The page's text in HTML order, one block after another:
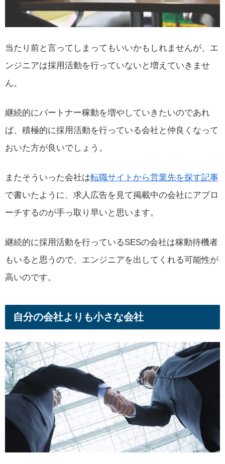
当たり前と言ってしまってもいいかもしれませんが、エ
ンジニアは採用活動を行っていないと増えていきませ
ん。
継続的にパートナー稼動を増やしていきたいのであれ
ば、積極的に採用活動を行っている会社と仲良くなって
おいた方が良いでしょう。
またそういった会社は転職サイトから営業先を探す記事
で書いたように、求人広告を見て掲載中の会社にアプロ
ーチするのが手っ取り早いと思います。
継続的に採用活動を行っているSESの会社は稼動待機者
もいると思うので、エンジニアを出してくれる可能性が
高いのです。
自分の会社よりも小さな会社